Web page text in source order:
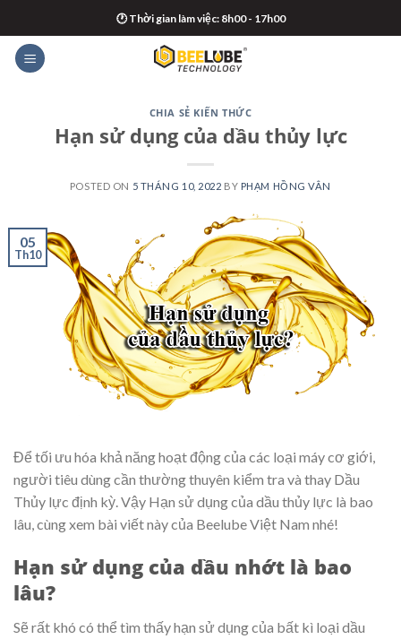
to
content
🕐 Thời gian làm việc: 8h00 - 17h00
CHIA SẺ KIẾN THỨC
Hạn sử dụng của dầu thủy lực
POSTED ON 5 THÁNG 10, 2022 BY PHẠM HỒNG VÂN
05
Th10
Để tối ưu hóa khả năng hoạt động của các loại máy cơ giới,
người tiêu dùng cần thường thuyên kiểm tra và thay Dầu
Thủy lực định kỳ. Vậy Hạn sử dụng của dầu thủy lực là bao
lâu, cùng xem bài viết này của Beelube Việt Nam nhé!
Hạn sử dụng của dầu nhớt là bao
lâu?
Sẽ rất khó có thể tìm thấy hạn sử dụng của bất kì loại dầu